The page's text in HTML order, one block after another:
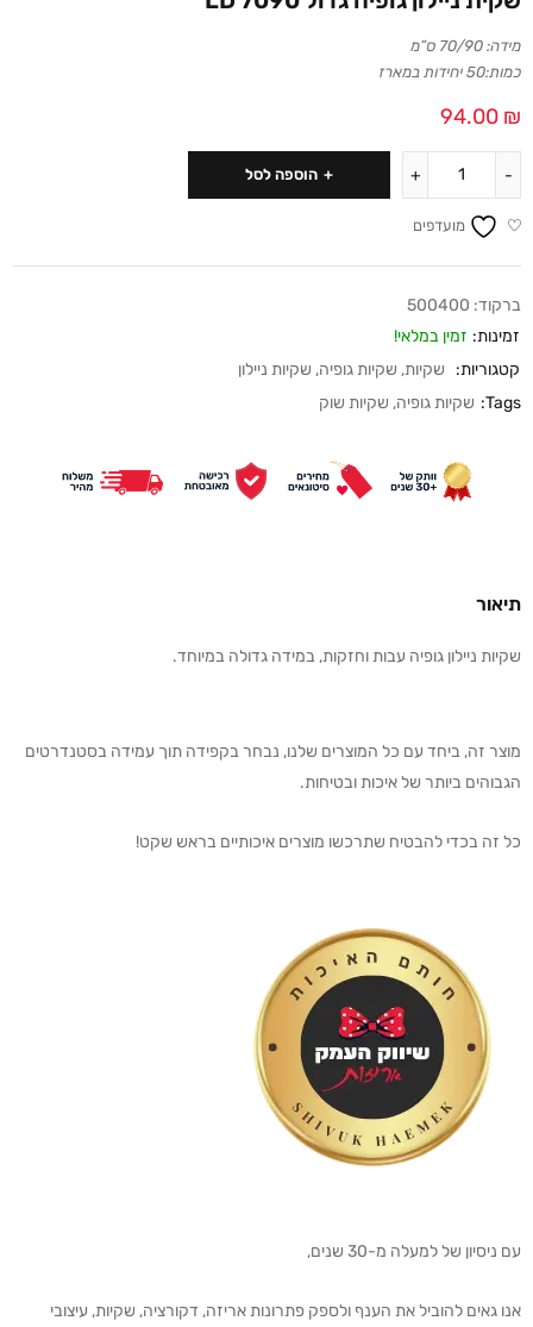
מידה: 70/90 ס”מ
כמות:50 יחידות במארז
94.00 ₪
הוספה לסל
מועדפים
ברקוד: 500400
זמינות: זמין במלאי!
קטגוריות:
שקיות, שקיות גופיה, שקיות ניילון
Tags: שקיות גופיה, שקיות שוק
תיאור
שקיות ניילון גופיה עבות וחזקות, במידה גדולה במיוחד.
מוצר זה, ביחד עם כל המוצרים שלנו, נבחר בקפידה תוך עמידה בסטנדרטים
הגבוהים ביותר של איכות ובטיחות.
כל זה בכדי להבטיח שתרכשו מוצרים איכותיים בראש שקט!
עם ניסיון של למעלה מ-30 שנים,
אנו גאים להוביל את הענף ולספק פתרונות אריזה, דקורציה, שקיות, עיצובי